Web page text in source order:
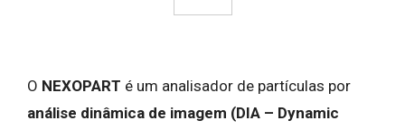
O NEXOPART é um analisador de partículas por
análise dinâmica de imagem (DIA – Dynamic